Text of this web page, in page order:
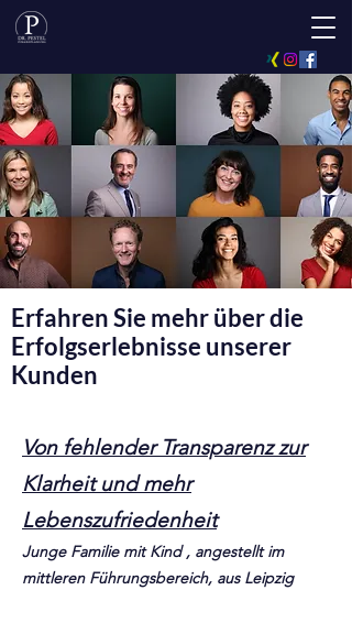
Erfahren Sie mehr über die
Erfolgserlebnisse unserer
Kunden
Von fehlender Transparenz zur
Klarheit und mehr
Lebenszufriedenheit
Junge Familie mit Kind , angestellt im
mittleren Führungsbereich, aus Leipzig